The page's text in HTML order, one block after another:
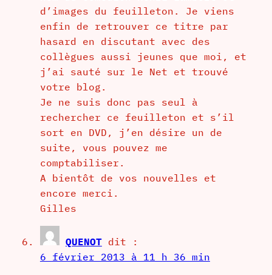
d’images du feuilleton. Je viens
enfin de retrouver ce titre par
hasard en discutant avec des
collègues aussi jeunes que moi, et
j’ai sauté sur le Net et trouvé
votre blog.
Je ne suis donc pas seul à
rechercher ce feuilleton et s’il
sort en DVD, j’en désire un de
suite, vous pouvez me
comptabiliser.
A bientôt de vos nouvelles et
encore merci.
Gilles
QUENOT dit :
6 février 2013 à 11 h 36 min